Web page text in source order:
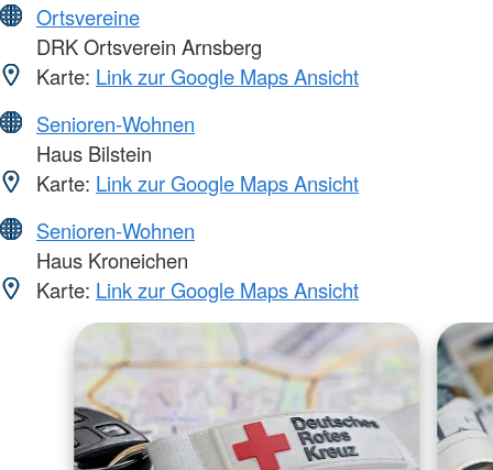
Ortsvereine
DRK Ortsverein Arnsberg
Karte: Link zur Google Maps Ansicht
Senioren-Wohnen
Haus Bilstein
Karte: Link zur Google Maps Ansicht
Senioren-Wohnen
Haus Kroneichen
Karte: Link zur Google Maps Ansicht